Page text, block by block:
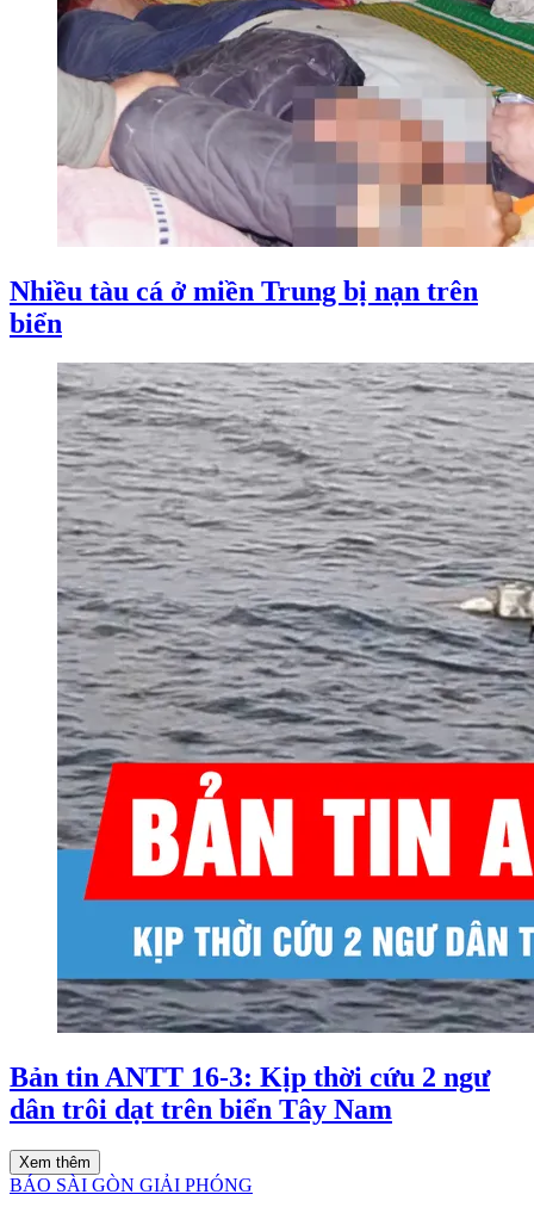
Nhiều tàu cá ở miền Trung bị nạn trên
biển
Bản tin ANTT 16-3: Kịp thời cứu 2 ngư
dân trôi dạt trên biển Tây Nam
Xem thêm
BÁO SÀI GÒN GIẢI PHÓNG